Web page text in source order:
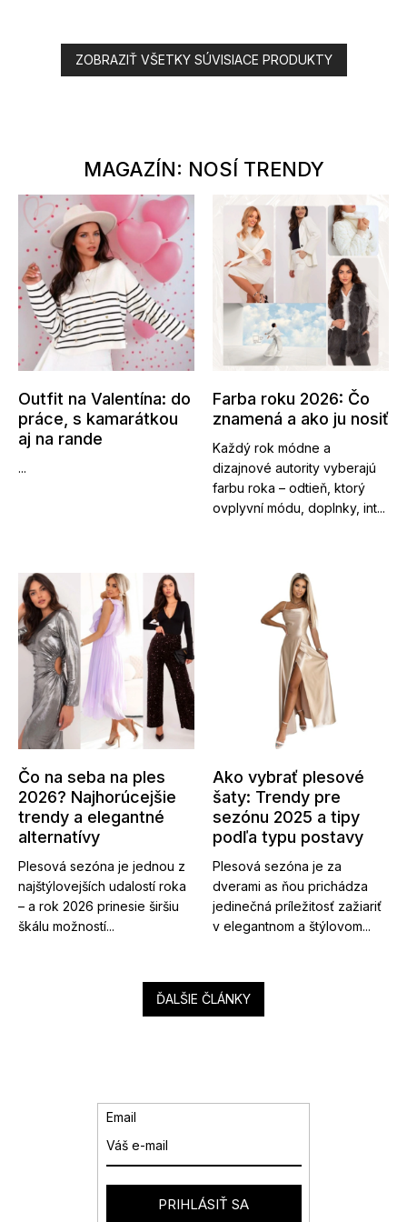
ZOBRAZIŤ VŠETKY SÚVISIACE PRODUKTY
MAGAZÍN: NOSÍ TRENDY
Outfit na Valentína: do
práce, s kamarátkou
aj na rande
...
Farba roku 2026: Čo
znamená a ako ju nosiť
Každý rok módne a
dizajnové autority vyberajú
farbu roka – odtieň, ktorý
ovplyvní módu, doplnky, int...
Čo na seba na ples
2026? Najhorúcejšie
trendy a elegantné
alternatívy
Plesová sezóna je jednou z
najštýlovejších udalostí roka
– a rok 2026 prinesie širšiu
škálu možností...
Ako vybrať plesové
šaty: Trendy pre
sezónu 2025 a tipy
podľa typu postavy
Plesová sezóna je za
dverami as ňou prichádza
jedinečná príležitosť zažiariť
v elegantnom a štýlovom...
ĎALŠIE ČLÁNKY
Email
PRIHLÁSIŤ SA